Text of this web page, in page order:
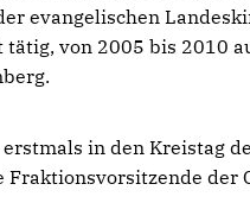
evangelischen
von 2005 bis 2010
in den Kreistag
der